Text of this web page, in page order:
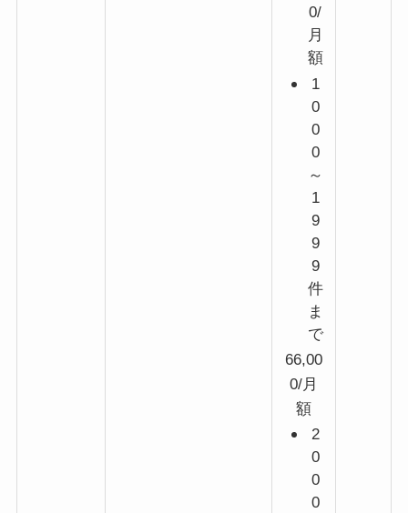
0/
月
額
1
0
0
0
～
1
9
9
9
件
ま
で
66,00
0/月
額
2
0
0
0